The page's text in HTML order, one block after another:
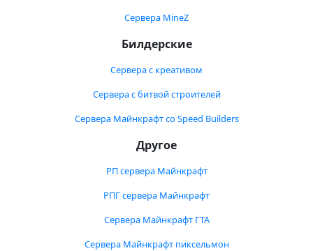
Сервера MineZ
Билдерские
Сервера с креативом
Сервера с битвой строителей
Сервера Майнкрафт со Speed Builders
Другое
РП сервера Майнкрафт
РПГ сервера Майнкрафт
Сервера Майнкрафт ГТА
Сервера Майнкрафт пиксельмон